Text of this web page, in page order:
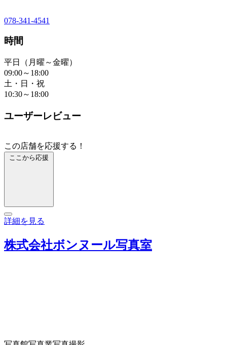
078-341-4541
時間
平日（月曜～金曜）
09:00～18:00
土・日・祝
10:30～18:00
ユーザーレビュー
この店舗を応援する！
ここから応援
詳細を見る
株式会社ボンヌール写真室